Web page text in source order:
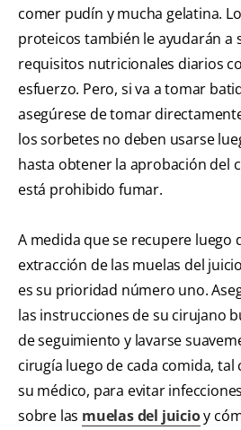
comer pudín y mucha gelatina.
proteicos también le ayudarán a
requisitos nutricionales diarios
esfuerzo. Pero, si va a tomar
asegúrese de tomar
los sorbetes no deben usarse
hasta obtener la aprobación del
está prohibido fumar.
A medida que se recupere luego
extracción de las muelas del
es su prioridad número uno.
las instrucciones de su cirujano
de seguimiento y lavarse
cirugía luego de cada comida, tal
su médico, para evitar
sobre las muelas del juicioy